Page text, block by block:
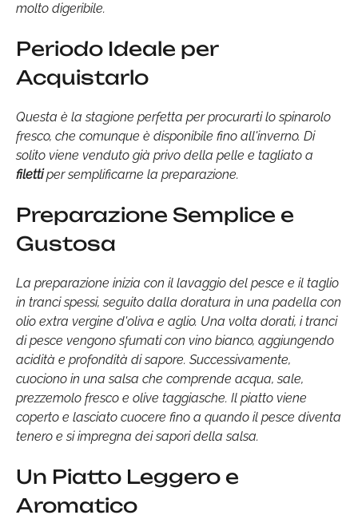
molto digeribile.
Periodo Ideale per
Acquistarlo
Questa è la stagione perfetta per procurarti lo spinarolo
fresco, che comunque è disponibile fino all'inverno. Di
solito viene venduto già privo della pelle e tagliato a
filettiper semplificarne la preparazione.
Preparazione Semplice e
Gustosa
La preparazione inizia con il lavaggio del pesce e il taglio
in tranci spessi, seguito dalla doratura in una padella con
olio extra vergine d'oliva e aglio. Una volta dorati, i tranci
di pesce vengono sfumati con vino bianco, aggiungendo
acidità e profondità di sapore. Successivamente,
cuociono in una salsa che comprende acqua, sale,
prezzemolo fresco e olive taggiasche. Il piatto viene
coperto e lasciato cuocere fino a quando il pesce diventa
tenero e si impregna dei sapori della salsa.
Un Piatto Leggero e
Aromatico